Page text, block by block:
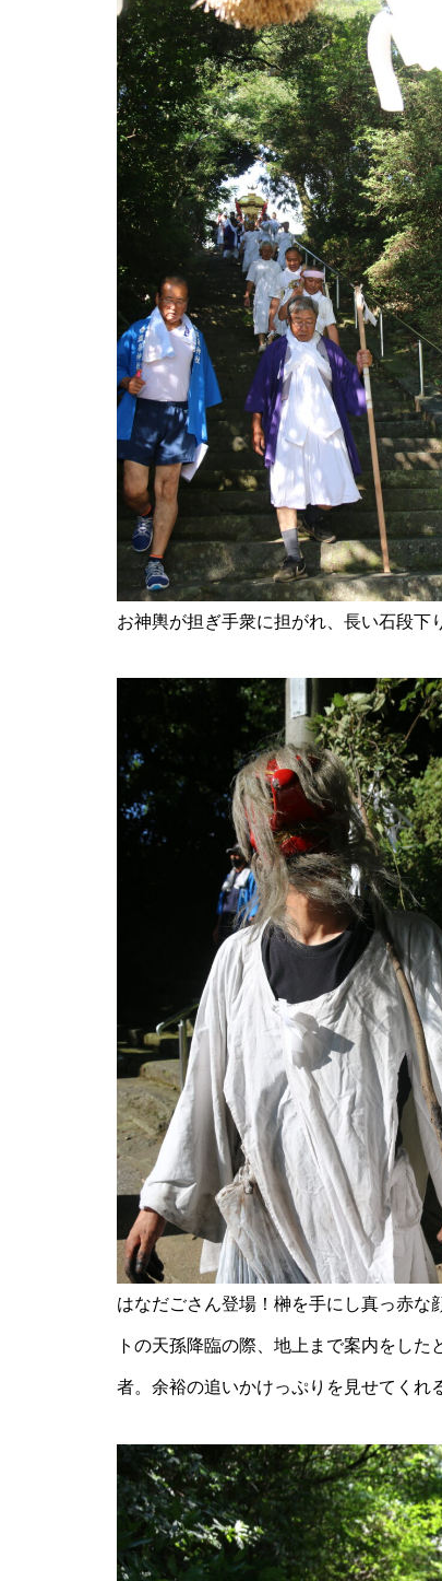
【NEW OPEN】しろと
田宝飾時計店
島原半島の小さな商店街
国見町土黒地区にある商
バレンタイン2023
六三郎
バレンタイン2023 @＆
（アンドコーヒー）
地域とつながる体験&交
行ってみた＠BRAVO
【令和8年しまばら二十
い】in島原文化会館
赤ふんどしが舞う、多
神社の風除祭
令和7年 雲仙市二十歳の
@ 愛の夢未来センター
お神輿が担ぎ手衆に担がれ、長い石段下
はなだごさん登場！榊を手にし真っ赤な
トの天孫降臨の際、地上まで案内をし
者。余裕の追いかけっぷりを見せてくれ